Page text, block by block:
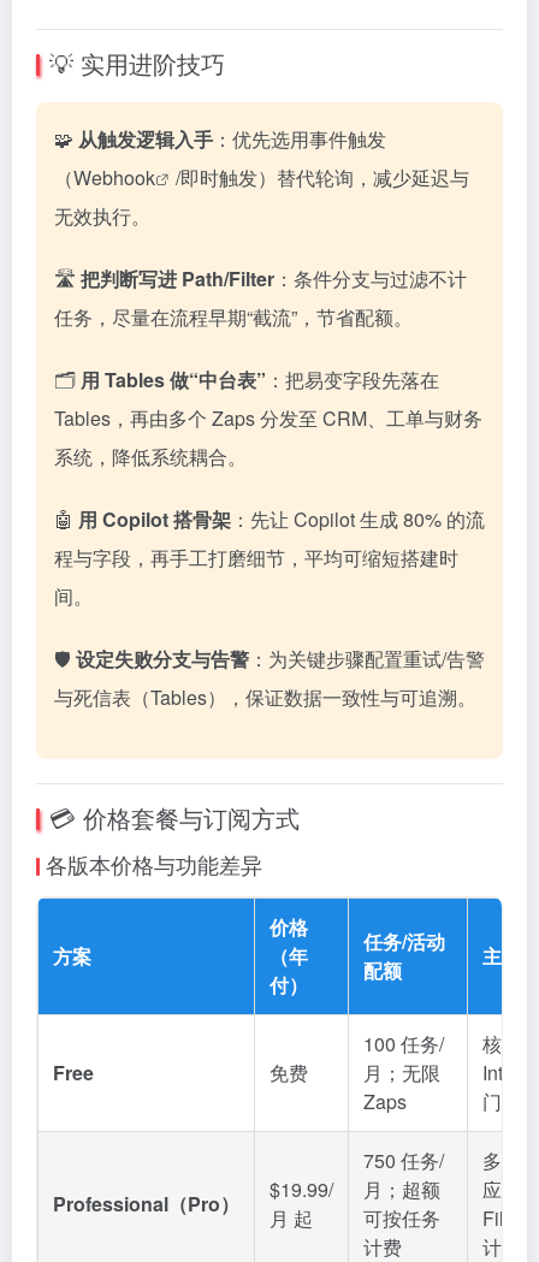
💡 实用进阶技巧
🧩 从触发逻辑入手 ：优先选用事件触发
（Webhook
/即时触发）替代轮询，减少延迟与
无效执行。
🛣️ 把判断写进 Path/Filter ：条件分支与过滤不计
任务，尽量在流程早期“截流”，节省配额。
🗂️ 用 Tables 做“中台表” ：把易变字段先落在
Tables，再由多个 Zaps 分发至 CRM、工单与财务
系统，降低系统耦合。
🤖 用 Copilot 搭骨架 ：先让 Copilot 生成 80% 的流
程与字段，再手工打磨细节，平均可缩短搭建时
间。
🛡️ 设定失败分支与告警 ：为关键步骤配置重试/告警
与死信表（Tables），保证数据一致性与可追溯。
💳 价格套餐与订阅方式
各版本价格与功能差异
方案
价格
（年
付）
任务/活动
配额
主要
Free 免费
100 任务/
月；无限
Zaps
核心
门试用
Professional（Pro）
$19.99/
月 起
750 任务/
月；超额
可按任务
计费
多步
应用、
Filter/
计任